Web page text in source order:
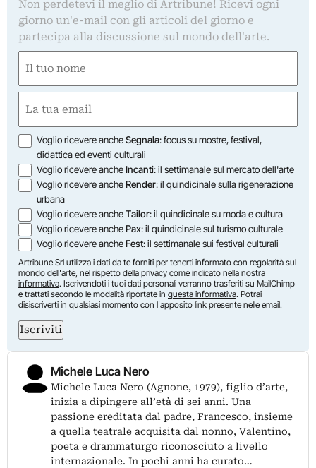
Non perdetevi il meglio di Artribune! Ricevi ogni
giorno un'e-mail con gli articoli del giorno e
partecipa alla discussione sul mondo dell'arte.
(Required)
First
(Required)
Opzioni
Voglio ricevere ancheSegnala: focus su mostre, festival,
didattica ed eventi culturali
Voglio ricevere ancheIncanti: il settimanale sul mercato dell'arte
Voglio ricevere ancheRender: il quindicinale sulla rigenerazione
urbana
Voglio ricevere ancheTailor: il quindicinale su moda e cultura
Voglio ricevere anchePax: il quindicinale sul turismo culturale
Voglio ricevere ancheFest: il settimanale sui festival culturali
Artribune Srl utilizza i dati da te forniti per tenerti informato con regolarità sul
mondo dell'arte, nel rispetto della privacy come indicato nella nostra
informativa. Iscrivendoti i tuoi dati personali verranno trasferiti su MailChimp
e trattati secondo le modalità riportate in questa informativa. Potrai
disiscriverti in qualsiasi momento con l'apposito link presente nelle email.
Iscriviti
Michele Luca Nero
Michele Luca Nero (Agnone, 1979), figlio d’arte,
inizia a dipingere all’età di sei anni. Una
passione ereditata dal padre, Francesco, insieme
a quella teatrale acquisita dal nonno, Valentino,
poeta e drammaturgo riconosciuto a livello
internazionale. In pochi anni ha curato…